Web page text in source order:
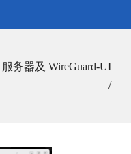
务器及 WireGuard-UI